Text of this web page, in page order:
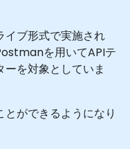
イブ形式で実施され
を用いてAPIテ
を対象としていま
ができるようになり